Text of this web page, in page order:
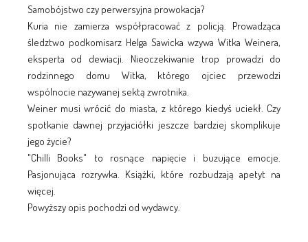
Samobójstwo czy perwersyjna prowokacja?
Kuria nie zamierza współpracować z policją. Prowadząca
śledztwo podkomisarz Helga Sawicka wzywa Witka Weinera,
eksperta od dewiacji. Nieoczekiwanie trop prowadzi do
rodzinnego domu Witka, którego ojciec przewodzi
wspólnocie nazywanej sektą zwrotnika.
Weiner musi wrócić do miasta, z którego kiedyś uciekł. Czy
spotkanie dawnej przyjaciółki jeszcze bardziej skomplikuje
jego życie?
"Chilli Books" to rosnące napięcie i buzujące emocje.
Pasjonująca rozrywka. Książki, które rozbudzają apetyt na
więcej.
Powyższy opis pochodzi od wydawcy.